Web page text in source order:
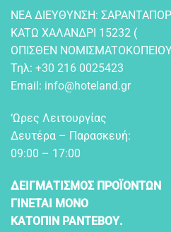
NEA ΔIEYΘYNΣH:
KATΩ XAΛANΔPI 15232 (
OΠIΣΘEN
Τηλ: +30 216 0025423
Email: info@hoteland.gr
‘Ωρες Λειτουργίας
Δευτέρα – Παρασκευή:
09:00 – 17:00
ΔΕΙΓΜΑΤΙΣΜΟΣ ΠΡΟΪΟΝΤΩΝ
ΓΙΝΕΤΑΙ ΜΟΝΟ
ΚΑΤΟΠΙΝ ΡΑΝΤΕΒΟΥ.